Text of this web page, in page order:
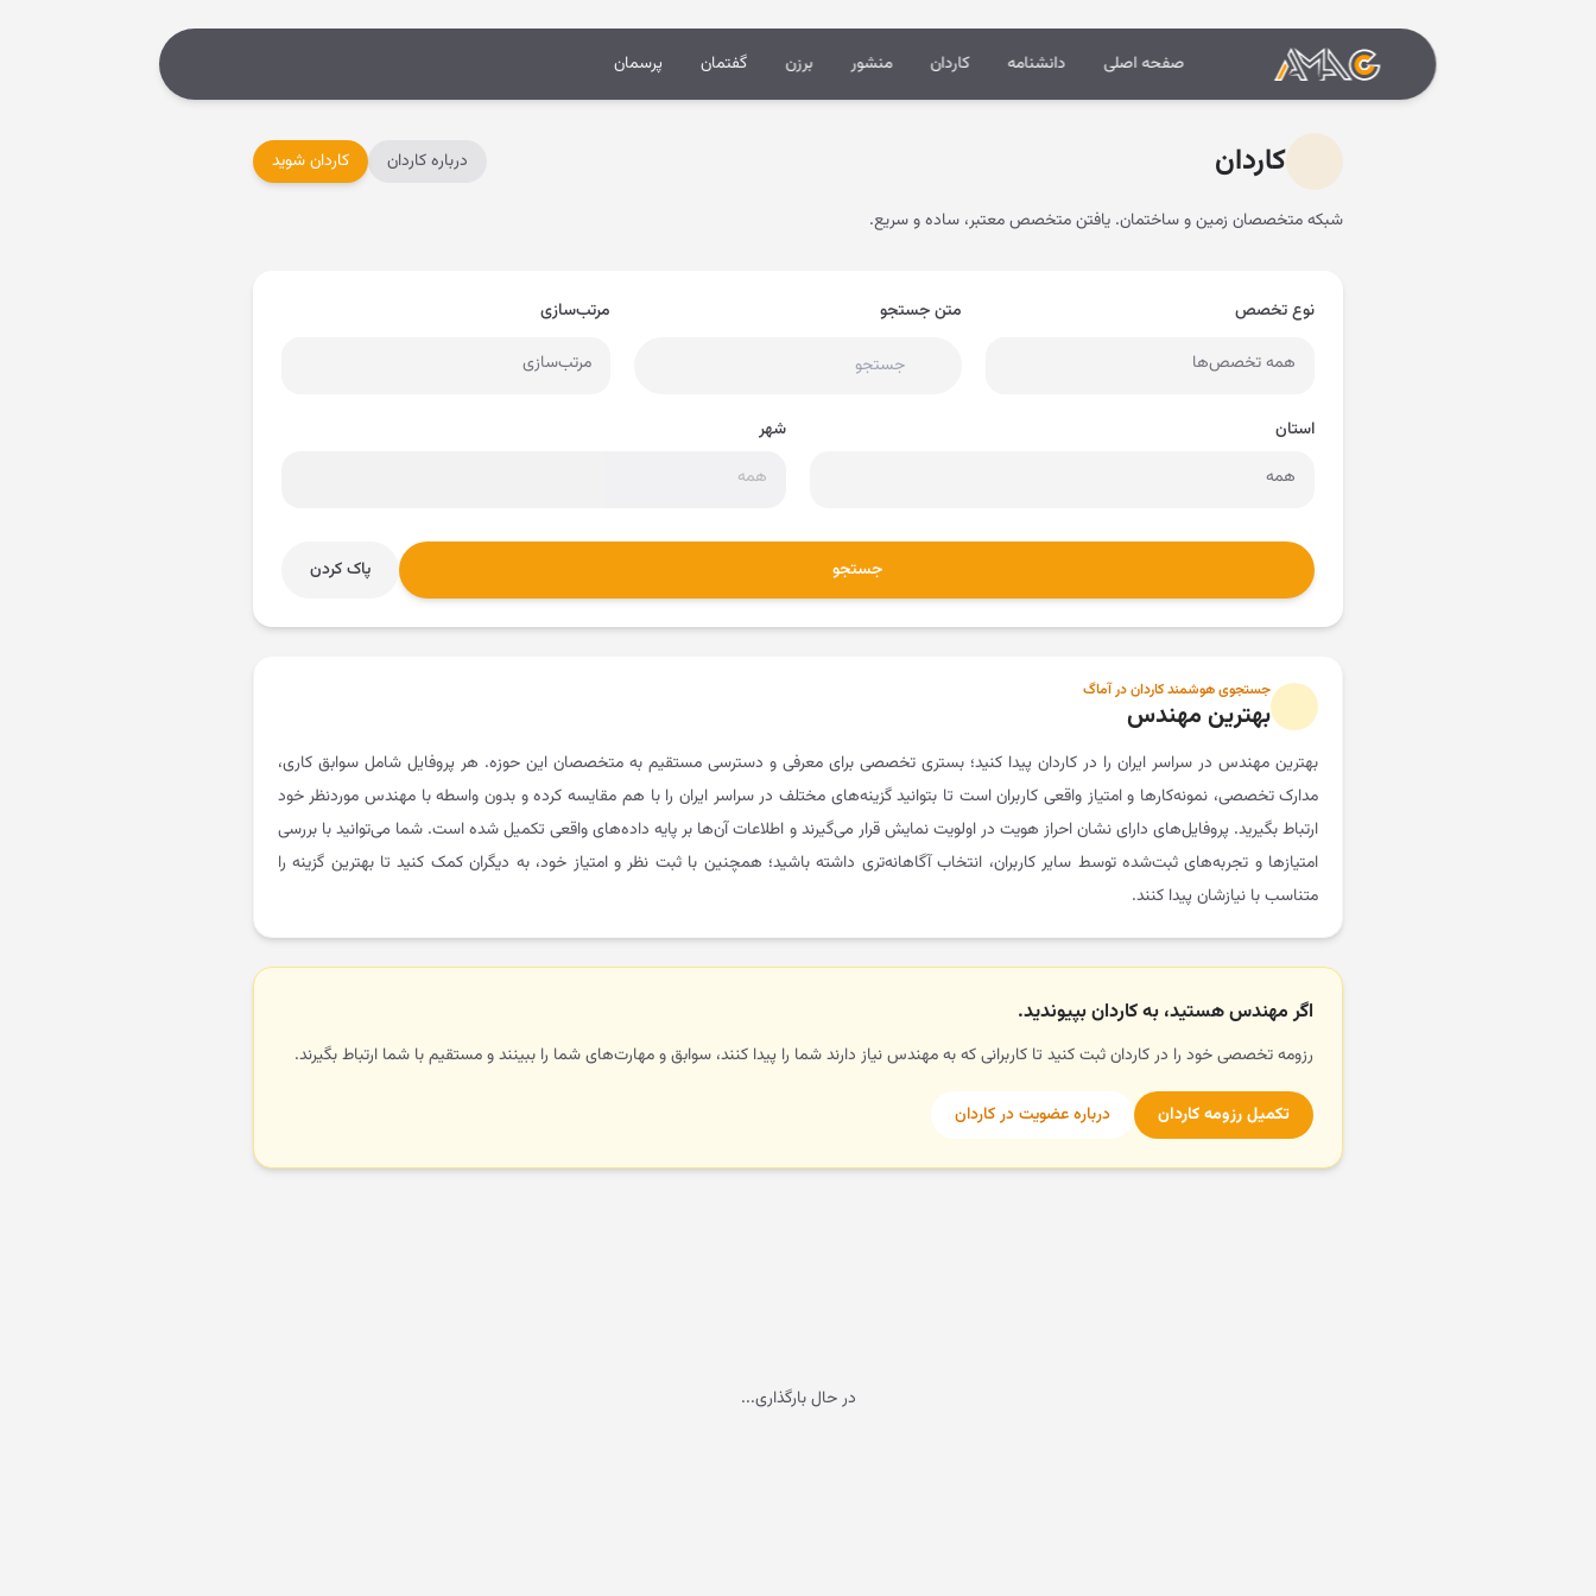
صفحه اصلی دانشنامه کاردان منشور برزن گفتمان پرسمان
کاردان درباره کاردان کاردان شوید
شبکه متخصصان زمین و ساختمان. یافتن متخصص معتبر، ساده و سریع.
نوع تخصص
همه تخصص‌ها
متن جستجو
مرتب‌سازی
مرتب‌سازی
استان
همه
شهر
همه
جستجو پاک کردن
جستجوی هوشمند کاردان در آماگ
بهترین مهندس
بهترین مهندس در سراسر ایران را در کاردان پیدا کنید؛ بستری تخصصی برای معرفی و دسترسی مستقیم به متخصصان این حوزه. هر پروفایل شامل سوابق کاری،
مدارک تخصصی، نمونه‌کارها و امتیاز واقعی کاربران است تا بتوانید گزینه‌های مختلف در سراسر ایران را با هم مقایسه کرده و بدون واسطه با مهندس موردنظر خود
ارتباط بگیرید. پروفایل‌های دارای نشان احراز هویت در اولویت نمایش قرار می‌گیرند و اطلاعات آن‌ها بر پایه داده‌های واقعی تکمیل شده است. شما می‌توانید با بررسی
امتیازها و تجربه‌های ثبت‌شده توسط سایر کاربران، انتخاب آگاهانه‌تری داشته باشید؛ همچنین با ثبت نظر و امتیاز خود، به دیگران کمک کنید تا بهترین گزینه را
متناسب با نیازشان پیدا کنند.
اگر مهندس هستید، به کاردان بپیوندید.
رزومه تخصصی خود را در کاردان ثبت کنید تا کاربرانی که به مهندس نیاز دارند شما را پیدا کنند، سوابق و مهارت‌های شما را ببینند و مستقیم با شما ارتباط بگیرند.
تکمیل رزومه کاردان درباره عضویت در کاردان
در حال بارگذاری...